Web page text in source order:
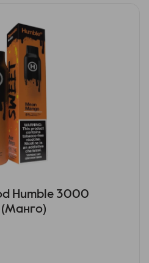
Humble 3000
(Манго)